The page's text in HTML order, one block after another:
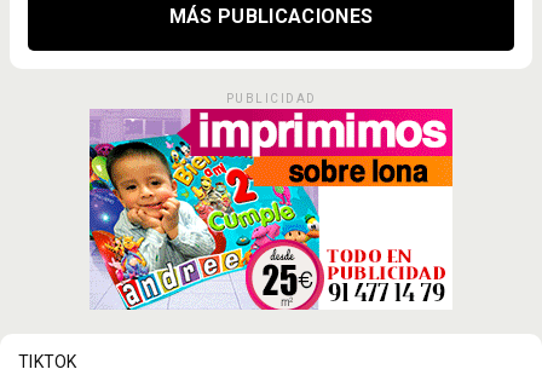
MÁS PUBLICACIONES
PUBLICIDAD
TIKTOK